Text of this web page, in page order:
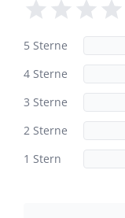
5 Sterne
4 Sterne
3 Sterne
2 Sterne
1 Stern